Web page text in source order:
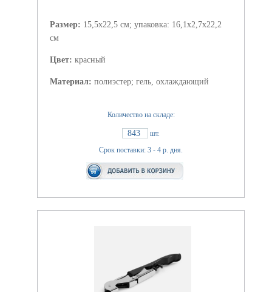
Размер: 15,5х22,5 см; упаковка: 16,1х2,7х22,2
см
Цвет: красный
Материал: полиэстер; гель, охлаждающий
Количество на складе:
843
шт.
Срок поставки: 3 - 4 р. дня.